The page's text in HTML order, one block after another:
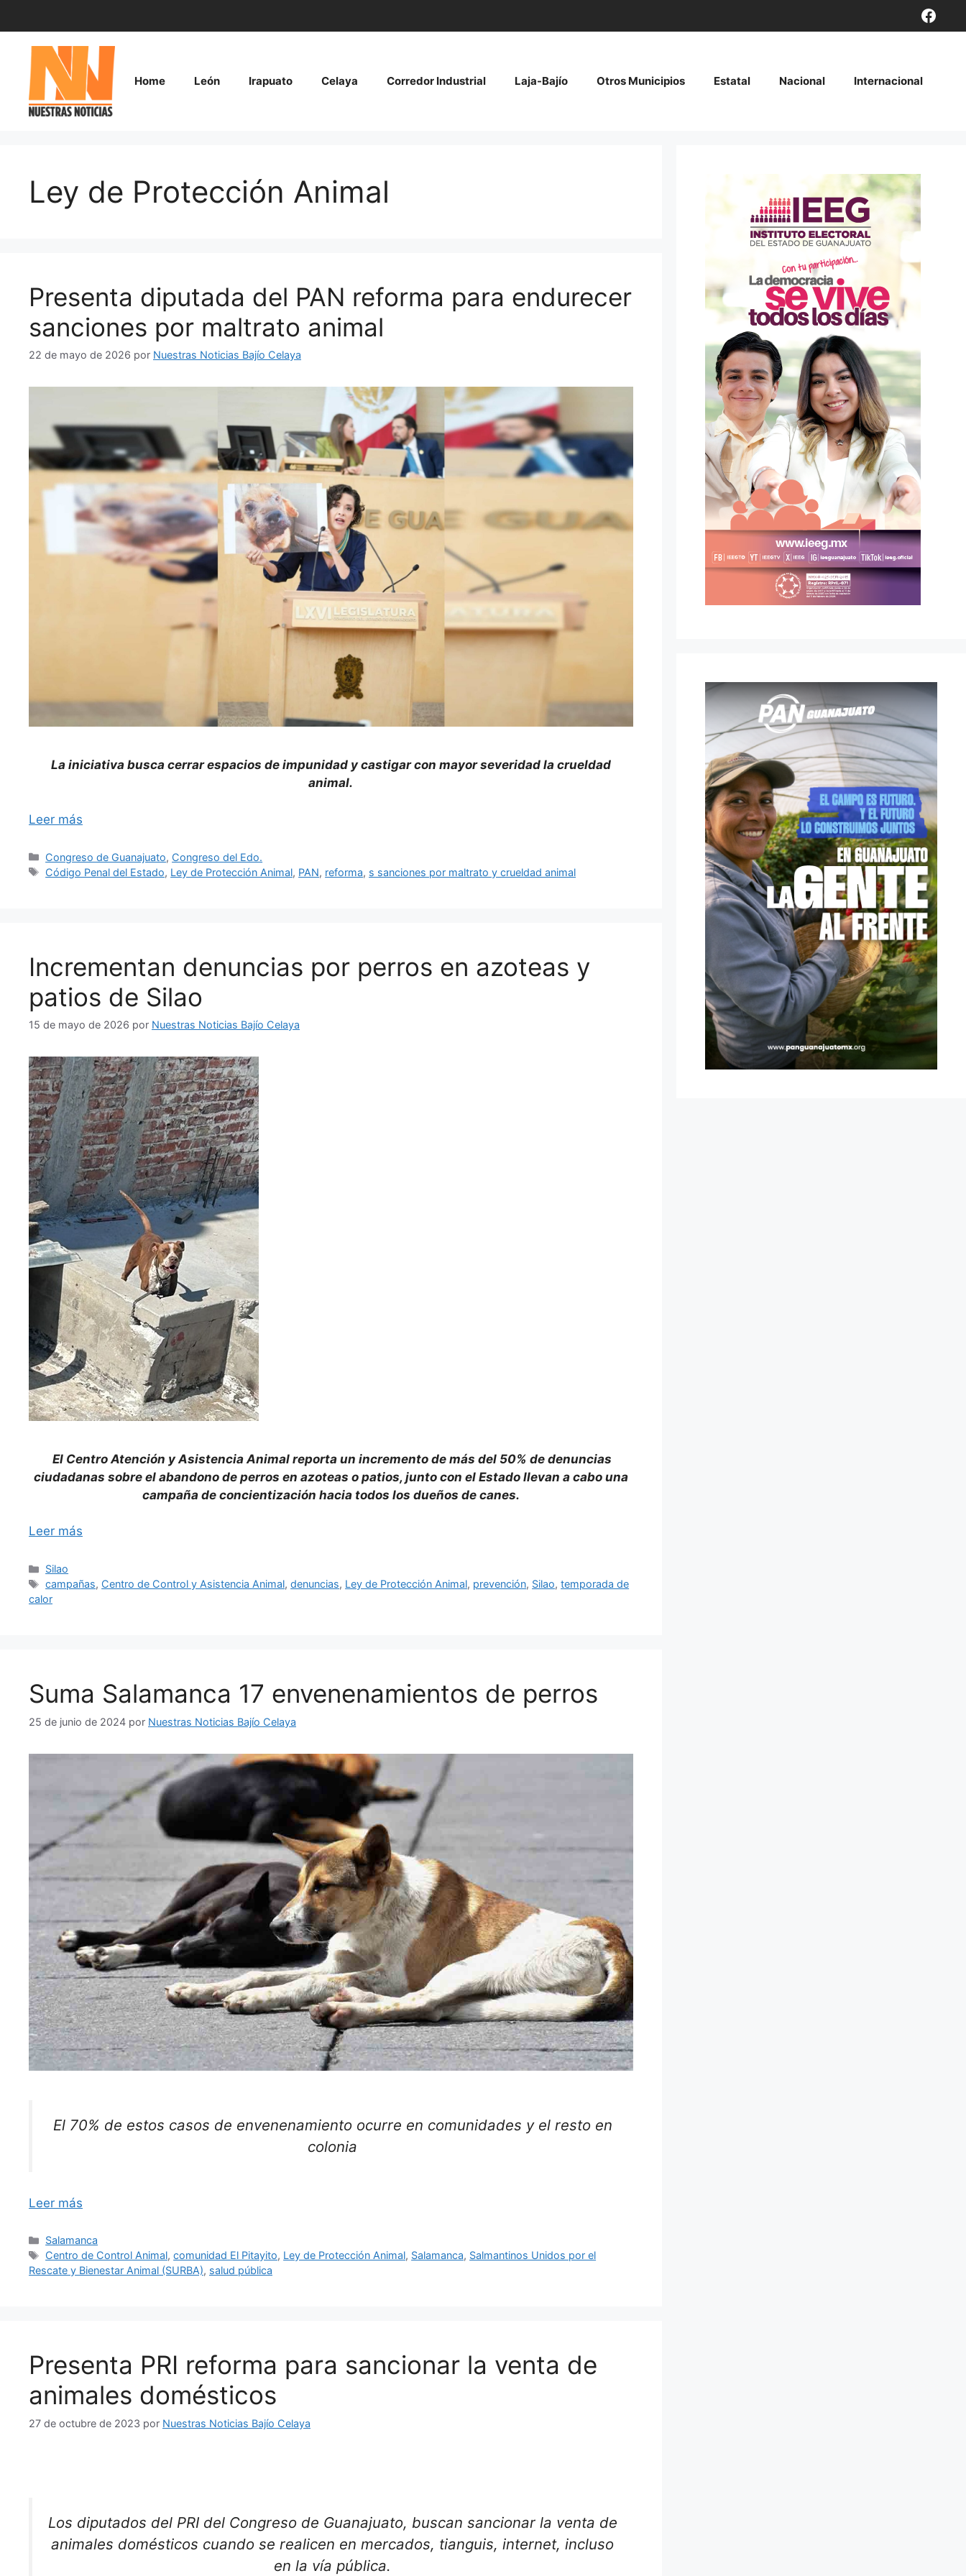
contenido
Home León Irapuato Celaya Corredor Industrial Laja-Bajío Otros Municipios Estatal Nacional Internacional
Ley de Protección Animal
Presenta diputada del PAN reforma para endurecer
sanciones por maltrato animal
22 de mayo de 2026 por Nuestras Noticias Bajío Celaya
La iniciativa busca cerrar espacios de impunidad y castigar con mayor severidad la crueldad
animal.
Leer más
Categorías
Congreso de Guanajuato, Congreso del Edo.
Etiquetas
Código Penal del Estado, Ley de Protección Animal, PAN, reforma, s sanciones por maltrato y crueldad animal
Incrementan denuncias por perros en azoteas y
patios de Silao
15 de mayo de 2026 por Nuestras Noticias Bajío Celaya
El Centro Atención y Asistencia Animal reporta un incremento de más del 50% de denuncias
ciudadanas sobre el abandono de perros en azoteas o patios, junto con el Estado llevan a cabo una
campaña de concientización hacia todos los dueños de canes.
Leer más
Categorías
Silao
Etiquetas
campañas, Centro de Control y Asistencia Animal,denuncias, Ley de Protección Animal, prevención, Silao,temporada de
calor
Suma Salamanca 17 envenenamientos de perros
25 de junio de 2024 por Nuestras Noticias Bajío Celaya
El 70% de estos casos de envenenamiento ocurre en comunidades y el resto en
colonia
Leer más
Categorías
Salamanca
Etiquetas
Centro de Control Animal,comunidad El Pitayito, Ley de Protección Animal, Salamanca, Salmantinos Unidos por el
Rescate y Bienestar Animal (SURBA), salud pública
Presenta PRI reforma para sancionar la venta de
animales domésticos
27 de octubre de 2023 por Nuestras Noticias Bajío Celaya
Los diputados del PRI del Congreso de Guanajuato, buscan sancionar la venta de
animales domésticos cuando se realicen en mercados, tianguis, internet, incluso
en la vía pública.